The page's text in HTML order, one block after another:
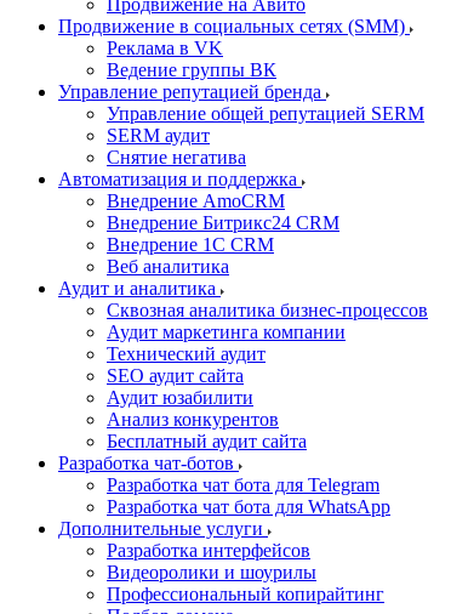
Продвижение на Авито
Продвижение в социальных сетях (SMM)
Реклама в VK
Ведение группы ВК
Управление репутацией бренда
Управление общей репутацией SERM
SERM аудит
Снятие негатива
Автоматизация и поддержка
Внедрение AmoCRM
Внедрение Битрикс24 CRM
Внедрение 1C CRM
Веб аналитика
Аудит и аналитика
Сквозная аналитика бизнес-процессов
Аудит маркетинга компании
Технический аудит
SEO аудит сайта
Аудит юзабилити
Анализ конкурентов
Бесплатный аудит сайта
Разработка чат-ботов
Разработка чат бота для Telegram
Разработка чат бота для WhatsApp
Дополнительные услуги
Разработка интерфейсов
Видеоролики и шоурилы
Профессиональный копирайтинг